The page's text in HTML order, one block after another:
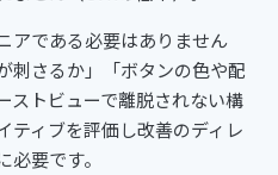
アである必要はありません
刺さるか」「ボタンの色や配
ストビューで離脱されない構
ティブを評価し改善のディレ
要です。